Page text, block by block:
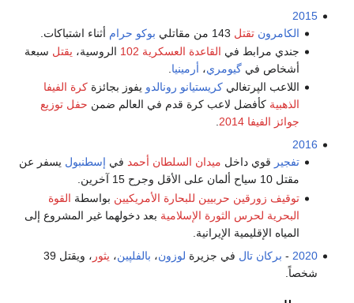
2015
الكامرون تقتل بوكو حرام أثناء اشتباكات.
جندي مرابط في القاعدة العسكرية 102 الروسية، يقتل سبعة
أشخاص في گيومري، أرمينيا
اللاعب الپرتغالي كريستيانو رونالدو يفوز بجائزة كرة الفيفا
الذهبية كأفضل لاعب كرة قدم في العالم ضمن حفل توزيع
جوائز الفيفا 2014
.
2016
تفجير قوي داخل ميدان السلطان أحمدفي إسطنبول يسفر عن
مقتل 10 سياح ألمان على الأقل وجرح 15 آخرين.
توقيف زورقين حربيين للبحارة الأمريكيين بواسطة القوة
البحرية لحرس الثورة الإسلامية بعد دخولهما غير المشروع إلى
المياه الإقليمية الإيرانية.
2020
- بركان تال في جزيرة لوزون، بالفلپين، يثور
، ويقتل 39
شخصاً.